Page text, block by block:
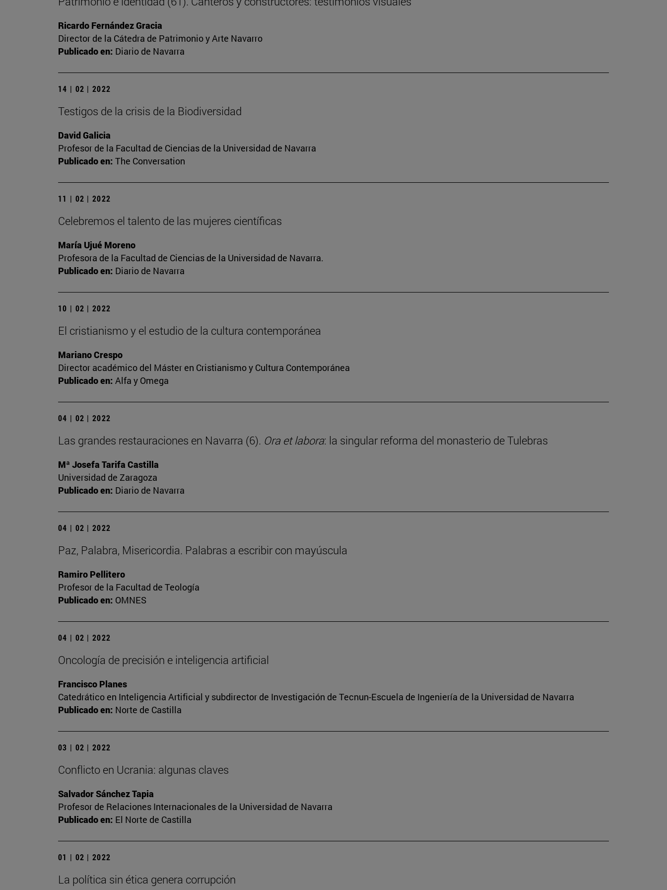
Ricardo Fernández Gracia
Director de la Cátedra de Patrimonio y Arte Navarro
Publicado en: Diario de Navarra
14 | 02 | 2022
Testigos de la crisis de la Biodiversidad
David Galicia
Profesor de la Facultad de Ciencias de la Universidad de Navarra
Publicado en: The Conversation
11 | 02 | 2022
Celebremos el talento de las mujeres científicas
María Ujué Moreno
Profesora de la Facultad de Ciencias de la Universidad de Navarra.
Publicado en: Diario de Navarra
10 | 02 | 2022
El cristianismo y el estudio de la cultura contemporánea
Mariano Crespo
Director académico del Máster en Cristianismo y Cultura Contemporánea
Publicado en: Alfa y Omega
04 | 02 | 2022
Las grandes restauraciones en Navarra (6). Ora et labora: la singular reforma del monasterio de Tulebras
Mª Josefa Tarifa Castilla
Universidad de Zaragoza
Publicado en: Diario de Navarra
04 | 02 | 2022
Paz, Palabra, Misericordia. Palabras a escribir con mayúscula
Ramiro Pellitero
Profesor de la Facultad de Teología
Publicado en: OMNES
04 | 02 | 2022
Oncología de precisión e inteligencia artificial
Francisco Planes
Catedrático en Inteligencia Artificial y subdirector de Investigación de Tecnun-Escuela de Ingeniería de la Universidad de Navarra
Publicado en: Norte de Castilla
03 | 02 | 2022
Conflicto en Ucrania: algunas claves
Salvador Sánchez Tapia
Profesor de Relaciones Internacionales de la Universidad de Navarra
Publicado en: El Norte de Castilla
01 | 02 | 2022
La política sin ética genera corrupción